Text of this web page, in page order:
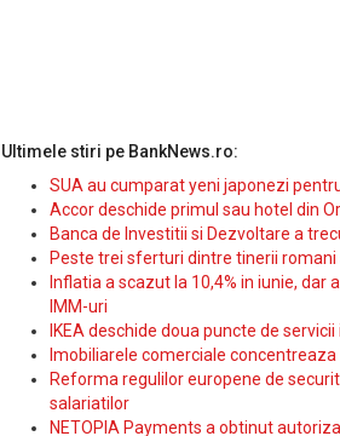
Ultimele stiri pe BankNews.ro:
SUA au cumparat yeni japonezi
Accor deschide primul sau hotel din
Banca de Investitii si Dezvoltare a
Peste trei sferturi dintre tinerii
Inflatia a scazut la 10,4% in iunie,
IMM-uri
IKEA deschide doua puncte de
Imobiliarele comerciale
Reforma regulilor europene de
salariatilor
NETOPIA Payments a obtinut